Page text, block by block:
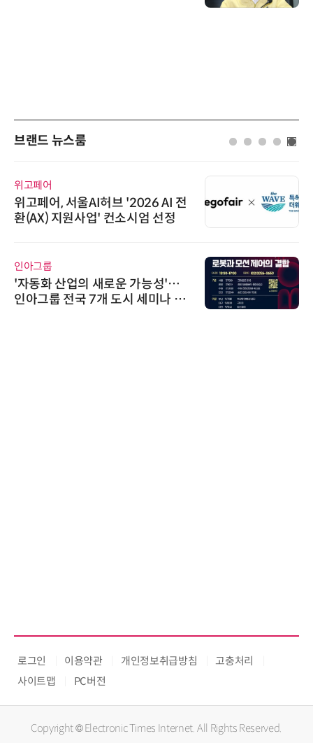
브랜드 뉴스룸
위고페어
위고페어, 서울AI허브 '2026 AI 전
환(AX) 지원사업' 컨소시엄 선정
인아그룹
'자동화 산업의 새로운 가능성'…
인아그룹 전국 7개 도시 세미나 페
로그인 이용약관 개인정보취급방침
고충처리
사이트맵
PC버전
Copyright © Electronic Times Internet. All Rights Reserved.